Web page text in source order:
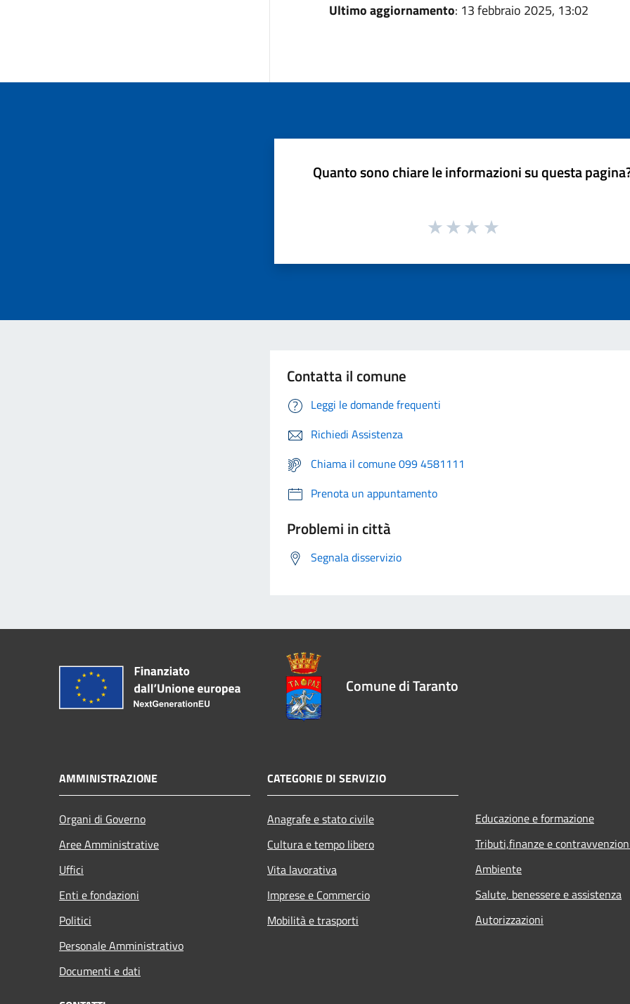
Ultimo aggiornamento: 13 febbraio 2025, 13:02
Quanto sono chiare le informazioni su questa
Contatta il comune
Leggi le domande frequenti
Richiedi Assistenza
Chiama il comune 099 4581111
Prenota un appuntamento
Problemi in città
Segnala disservizio
Comune di Taranto
AMMINISTRAZIONE
Organi di Governo
Aree Amministrative
Uffici
Enti e fondazioni
Politici
Personale Amministrativo
Documenti e dati
CATEGORIE DI SERVIZIO
Anagrafe e stato civile
Cultura e tempo libero
Vita lavorativa
Imprese e Commercio
Mobilità e trasporti
Educazione e formazione
Tributi,finanze e
Ambiente
Salute, benessere e assistenza
Autorizzazioni